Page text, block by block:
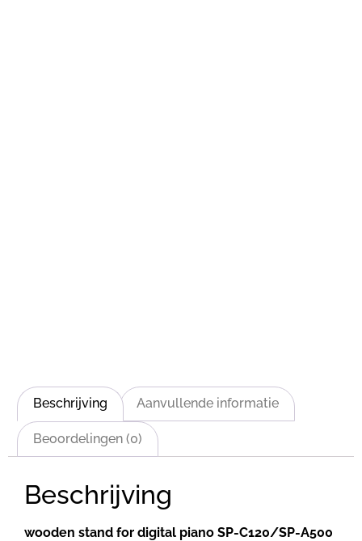
Beschrijving Aanvullende informatie
Beoordelingen (0)
Beschrijving
wooden stand for digital piano SP-C120/SP-A500